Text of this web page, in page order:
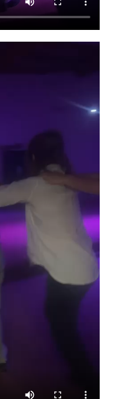
CFA/CFPPA
personnel
Lycée
personnel CPE
Personnel LPA
VieScolaire